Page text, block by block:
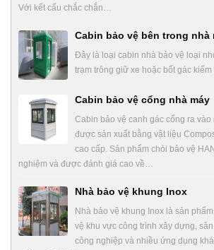
Với kết cấu chắc chắn…
Cabin bảo vệ bên trong nhà
Đây là loại cabin nhà bảo vệ loại
trạm trông giữ xe hoặc bốt gác kiểm
Cabin bảo vệ cổng nhà máy
Cabin bảo vệ canh gác cổng ra vào
được sản xuất bằng vật liệu
cao cấp. Sản phẩm chòi bảo vệ
nghiệm và được đánh giá cao về…
Nhà bảo vệ khung Inox
Nhà bảo vệ khung Inox là sản
vệ khu vực công trình xây dựng,
công nghiệp và nhiều ứng dụng